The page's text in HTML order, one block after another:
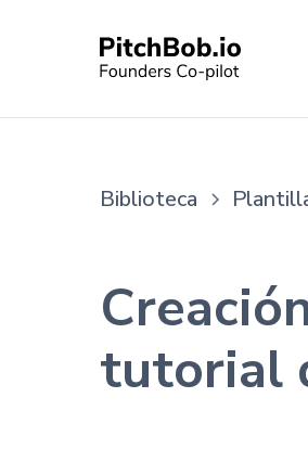
Biblioteca
tutorial